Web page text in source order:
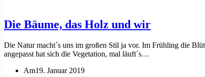
Die Bäume, das Holz und wir
Die Natur macht´s uns im großen Stil ja vor. Im Frühling die
angepasst hat sich die Vegetation, mal läuft´s…
Am19. Januar 2019